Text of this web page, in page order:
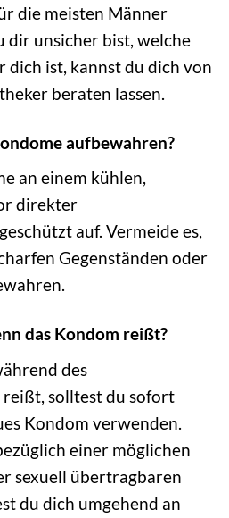
die meisten Männer
dir unsicher bist, welche
ist, kannst du dich von
beraten lassen.
aufbewahren?
an einem kühlen,
direkter
auf. Vermeide es,
Gegenständen oder
das Kondom reißt?
des
reißt, solltest du sofort
Kondom verwenden.
einer möglichen
sexuell übertragbaren
du dich umgehend an